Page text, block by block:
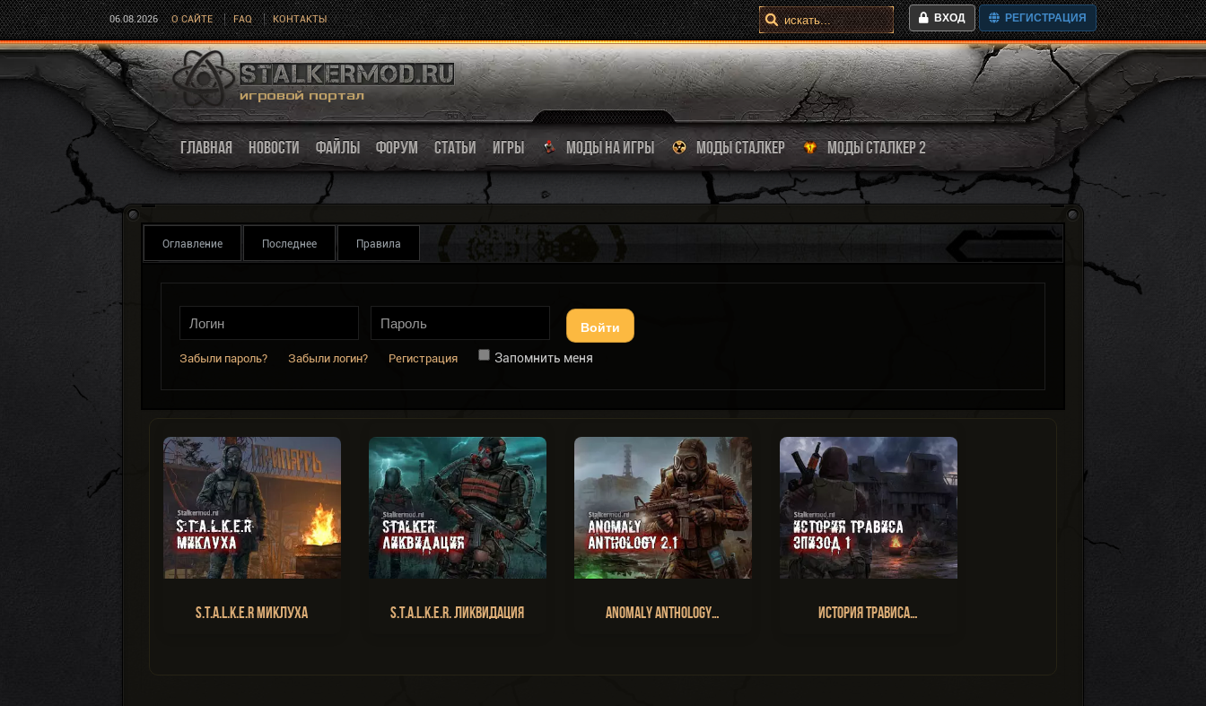
06.08.2026 О САЙТЕ FAQ КОНТАКТЫ ВХОД РЕГИСТРАЦИЯ
ГЛАВНАЯ НОВОСТИ ФАЙЛЫ ФОРУМ СТАТЬИ ИГРЫ МОДЫ НА ИГРЫ МОДЫ СТАЛКЕР МОДЫ СТАЛКЕР 2
Оглавление Последнее Правила
Войти
Забыли пароль? Забыли логин? Регистрация Запомнить меня
S.T.A.L.K.E.R Миклуха S.T.A.L.K.E.R. Ликвидация Anomaly Anthology… История Трависа…